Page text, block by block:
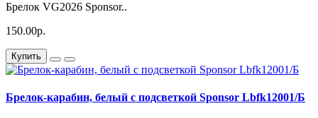
Брелок VG2026 Sponsor..
150.00р.
Купить
Брелок-карабин, белый с подсветкой Sponsor Lbfk12001/Б